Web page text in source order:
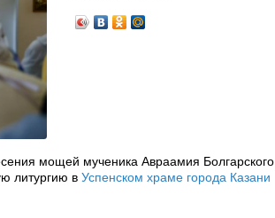
мощей мученика Авраамия Болгарского
литургию в Успенском храме города Казани